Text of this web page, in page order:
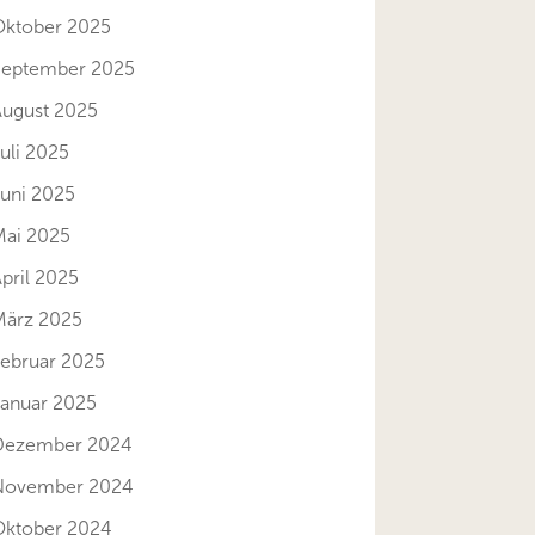
2025
2025
2025
2025
2025
2025
2025
2025
2025
2025
2024
2024
2024